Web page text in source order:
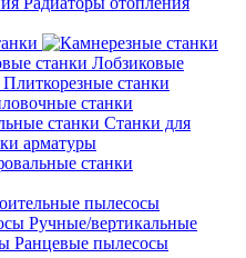
Лобзиковые
Плиткорезные станки
станки
станки Станки для
арматуры
станки
пылесосы
Ручные/вертикальные
Ранцевые пылесосы